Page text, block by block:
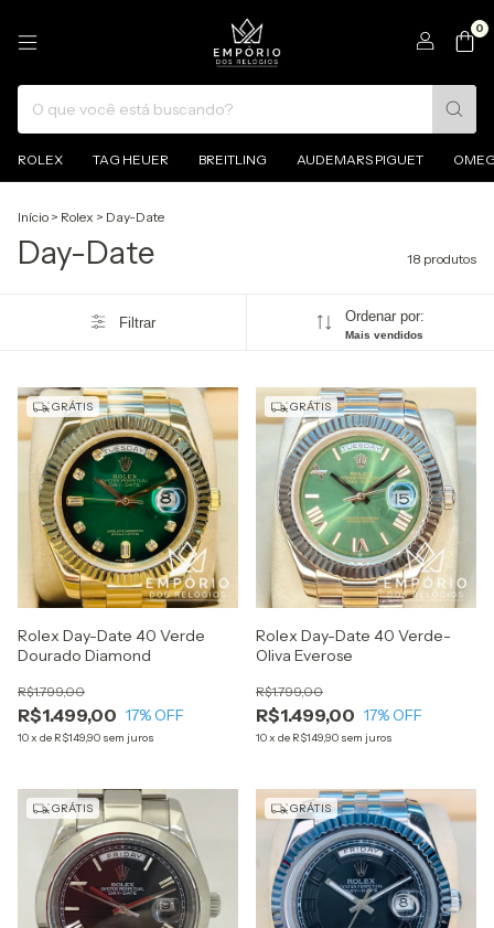
0
ROLEX TAG HEUER BREITLING AUDEMARS PIGUET
Início > Rolex > Day-Date
Day-Date 18 produtos
Filtrar Ordenar por:
Mais vendidos
GRÁTIS
Rolex Day-Date 40 Verde
Dourado Diamond
R$1.499,00
R$1.799,00
17% OFF
10x de R$149,90 sem juros
GRÁTIS
Rolex Day-Date 40 Verde-
Oliva Everose
R$1.499,00
R$1.799,00
17% OFF
10x de R$149,90 sem juros
GRÁTIS GRÁTIS